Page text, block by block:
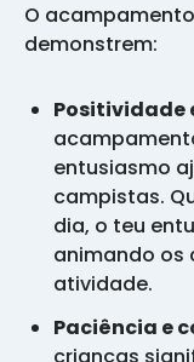
O
demonstrem:
Positividade
entusiasmo
campistas.
dia, o teu
animando os
atividade.
Paciência e